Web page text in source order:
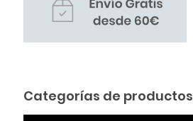
Categorías de productos